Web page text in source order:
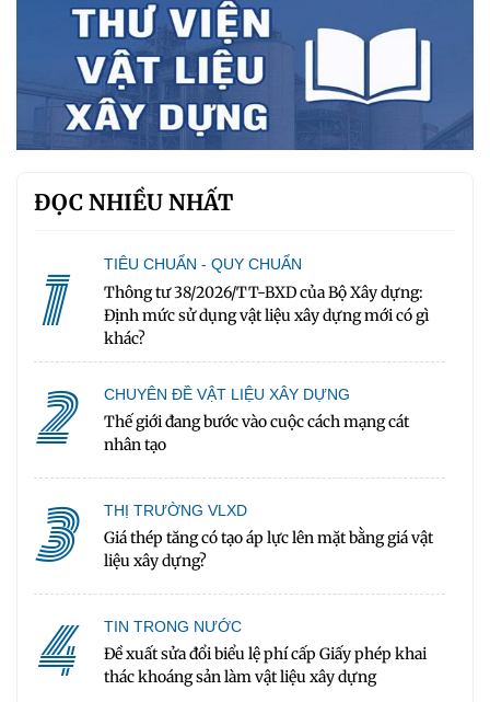
ĐỌC NHIỀU NHẤT
1 TIÊU CHUẨN - QUY CHUẨN
Thông tư 38/2026/TT-BXD của Bộ Xây dựng:
Định mức sử dụng vật liệu xây dựng mới có gì
khác?
2 CHUYÊN ĐỀ VẬT LIỆU XÂY DỰNG
Thế giới đang bước vào cuộc cách mạng cát
nhân tạo
3 THỊ TRƯỜNG VLXD
Giá thép tăng có tạo áp lực lên mặt bằng giá vật
liệu xây dựng?
4 TIN TRONG NƯỚC
Đề xuất sửa đổi biểu lệ phí cấp Giấy phép khai
thác khoáng sản làm vật liệu xây dựng